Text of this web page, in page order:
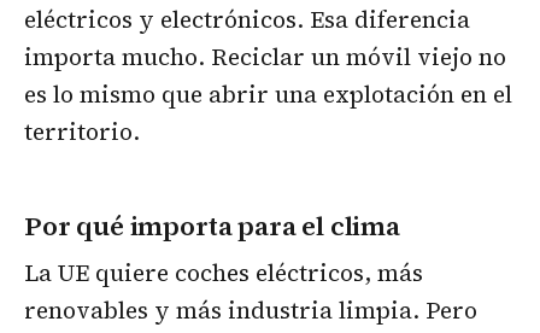
eléctricos y electrónicos. Esa diferencia
importa mucho. Reciclar un móvil viejo no
es lo mismo que abrir una explotación en el
territorio.
Por qué importa para el clima
La UE quiere coches eléctricos, más
renovables y más industria limpia. Pero